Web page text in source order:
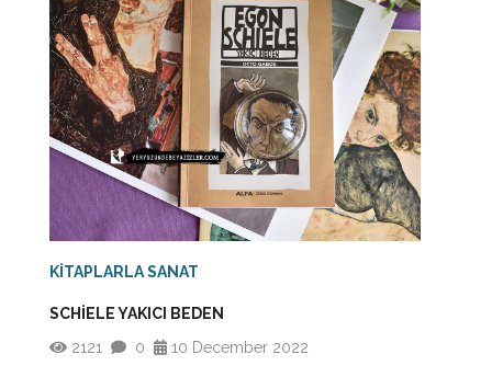
KİTAPLARLA SANAT
SCHİELE YAKICI BEDEN
2121
0 10 December 2022